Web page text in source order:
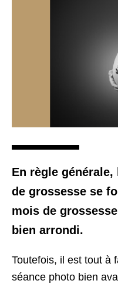
En règle
de grossesse se
mois de
bien arrondi.
Toutefois, il est tout à
séance photo bien